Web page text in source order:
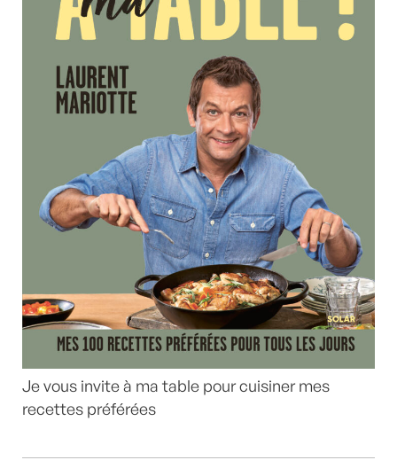
Je vous invite à ma table pour cuisiner mes
recettes préférées